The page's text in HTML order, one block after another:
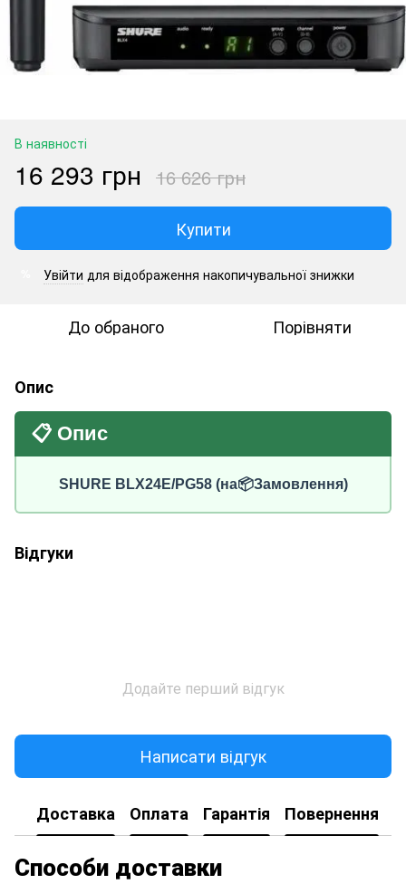
В наявності
16 293 грн 16 626 грн
Купити
Увійти для відображення накопичувальної знижки
До обраного Порівняти
Опис
📋 Опис
SHURE BLX24E/PG58 (на📦Замовлення)
Відгуки
Додайте перший відгук
Написати відгук
Доставка Оплата Гарантія Повернення
Способи доставки